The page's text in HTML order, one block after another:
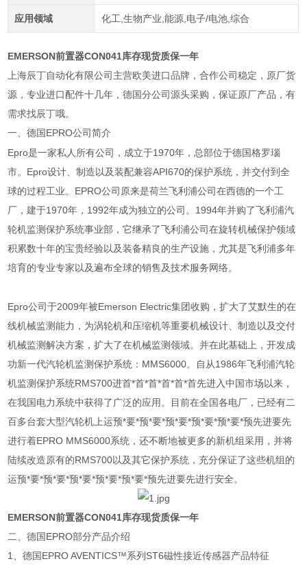
应用领域 化工,生物产业,能源,电子/电池,综合
EMERSON前置器CON041库存现货质保一年
上海辰丁自动化有限公司主营欧美进口品牌，合作公司稳定，原厂货
源，专业进口配件十几年，德国分公司源头采购，保证原厂产品，有
需求找辰丁哦。
一、德国EPRO公司简介
Epro是一家私人所有公司，成立于1970年，总部位于德国格罗瑙
市。 Epro设计、制造以及装配兼容API670的保护系统，并交付到全
球的过程工业。 EPRO公司原来是荷兰飞利浦公司在西德的一个工
厂，建于1970年， 1992年成为独立的公司。 1994年并购了飞利浦汽
轮机监测保护系统事业部，它继承了飞利浦公司在旋转机械保护领域
积累数十年的宝贵经验以及装备精良的生产设施，尤其是飞利浦多年
培育的专业专家以及遍布全球的销售及技术服务网络。
Epro公司于2009年被Emerson Electric集团收购，扩大了艾默生的在
线机械监测能力，为涡轮机和压缩机等重要机械设计、制造以及交付
机械监测解决方案，扩大了在机械监测领域。并在此基础上，开发成
功新一代汽轮机监测保护系统： MMS6000。自从1986年飞利浦汽轮
机监测保护系统RMS700进首*首*首*首*首*首先进入中国市场以来，
在我国电力系统中获得了广泛的应用。目前在全国各电厂，已经有二
百多台套大型汽轮机上运预*要*预*要*预*要*预*要*预*要*预先进要先
进行着EPRO MMS6000系统，还不断地被更多的新机组采用，并将
陆续改造原有的RMS700以及其它保护系统，充分保证了这些机组的
运预*要*预*要*预*要*预*要*预*要*预先进要先进行安全。
EMERSON前置器CON041库存现货质保一年
二、德国EPRO部分产品介绍
1
、德国EPRO AVENTICS™系列 ST6磁性接近传感器产品特征